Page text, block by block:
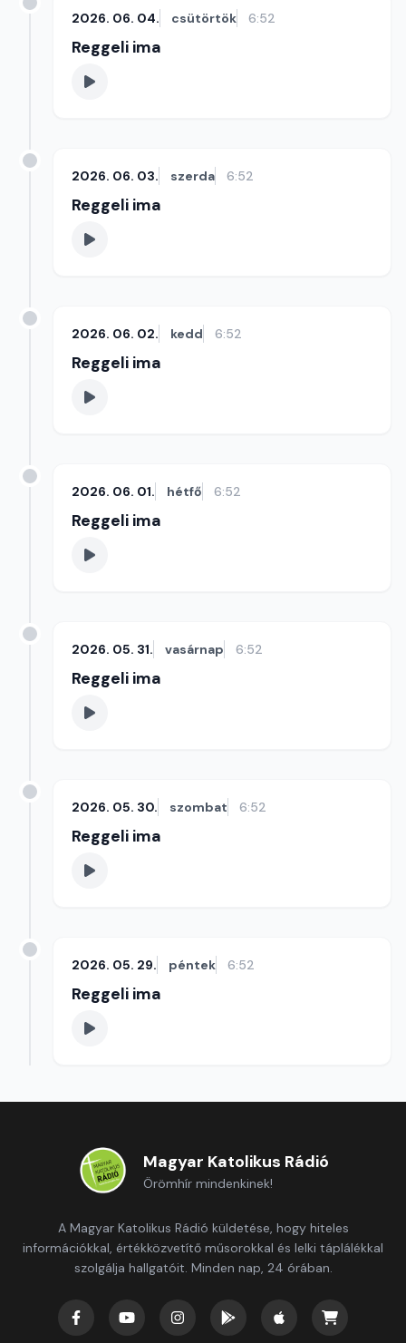
2026. 06. 04. csütörtök 6:52
Reggeli ima
2026. 06. 03. szerda 6:52
Reggeli ima
2026. 06. 02. kedd 6:52
Reggeli ima
2026. 06. 01. hétfő 6:52
Reggeli ima
2026. 05. 31. vasárnap 6:52
Reggeli ima
2026. 05. 30. szombat 6:52
Reggeli ima
2026. 05. 29. péntek 6:52
Reggeli ima
Magyar Katolikus Rádió
Örömhír mindenkinek!
A Magyar Katolikus Rádió küldetése, hogy hiteles
információkkal, értékközvetítő műsorokkal és lelki táplálékkal
szolgálja hallgatóit. Minden nap, 24 órában.